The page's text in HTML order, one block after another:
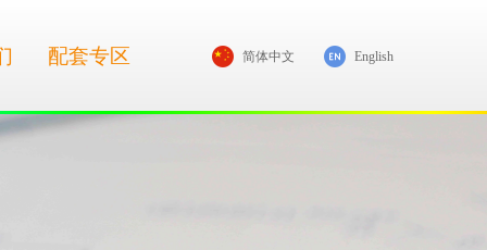
配套专区 简体中文 English